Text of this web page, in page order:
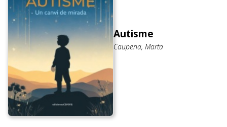
Autisme
Caupena, Marta